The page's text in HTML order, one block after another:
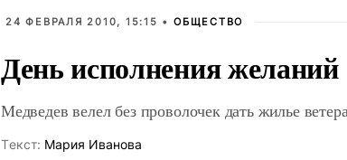
24 ФЕВРАЛЯ 2010, 15:15 • ОБЩЕСТВО
День исполнения желаний
Медведев велел без проволочек дать жилье
Tекст: Мария Иванова